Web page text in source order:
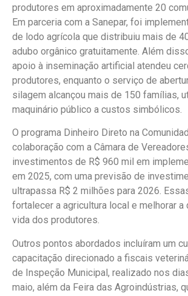
produtores em aproximadamente 20
Em parceria com a Sanepar, foi
de lodo agrícola que distribuiu mais de
adubo orgânico gratuitamente. Além
apoio à inseminação artificial atendeu
produtores, enquanto o serviço de
silagem alcançou mais de 150 famílias,
maquinário público a custos simbólicos.
O programa Dinheiro Direto na
colaboração com a Câmara de
investimentos de R$ 960 mil em
em 2025, com uma previsão de
ultrapassa R$ 2 milhões para 2026.
fortalecer a agricultura local e melhorar a
vida dos produtores.
Outros pontos abordados incluíram um
capacitação direcionado a fiscais
de Inspeção Municipal, realizado nos
maio, além da Feira das Agroindústrias,